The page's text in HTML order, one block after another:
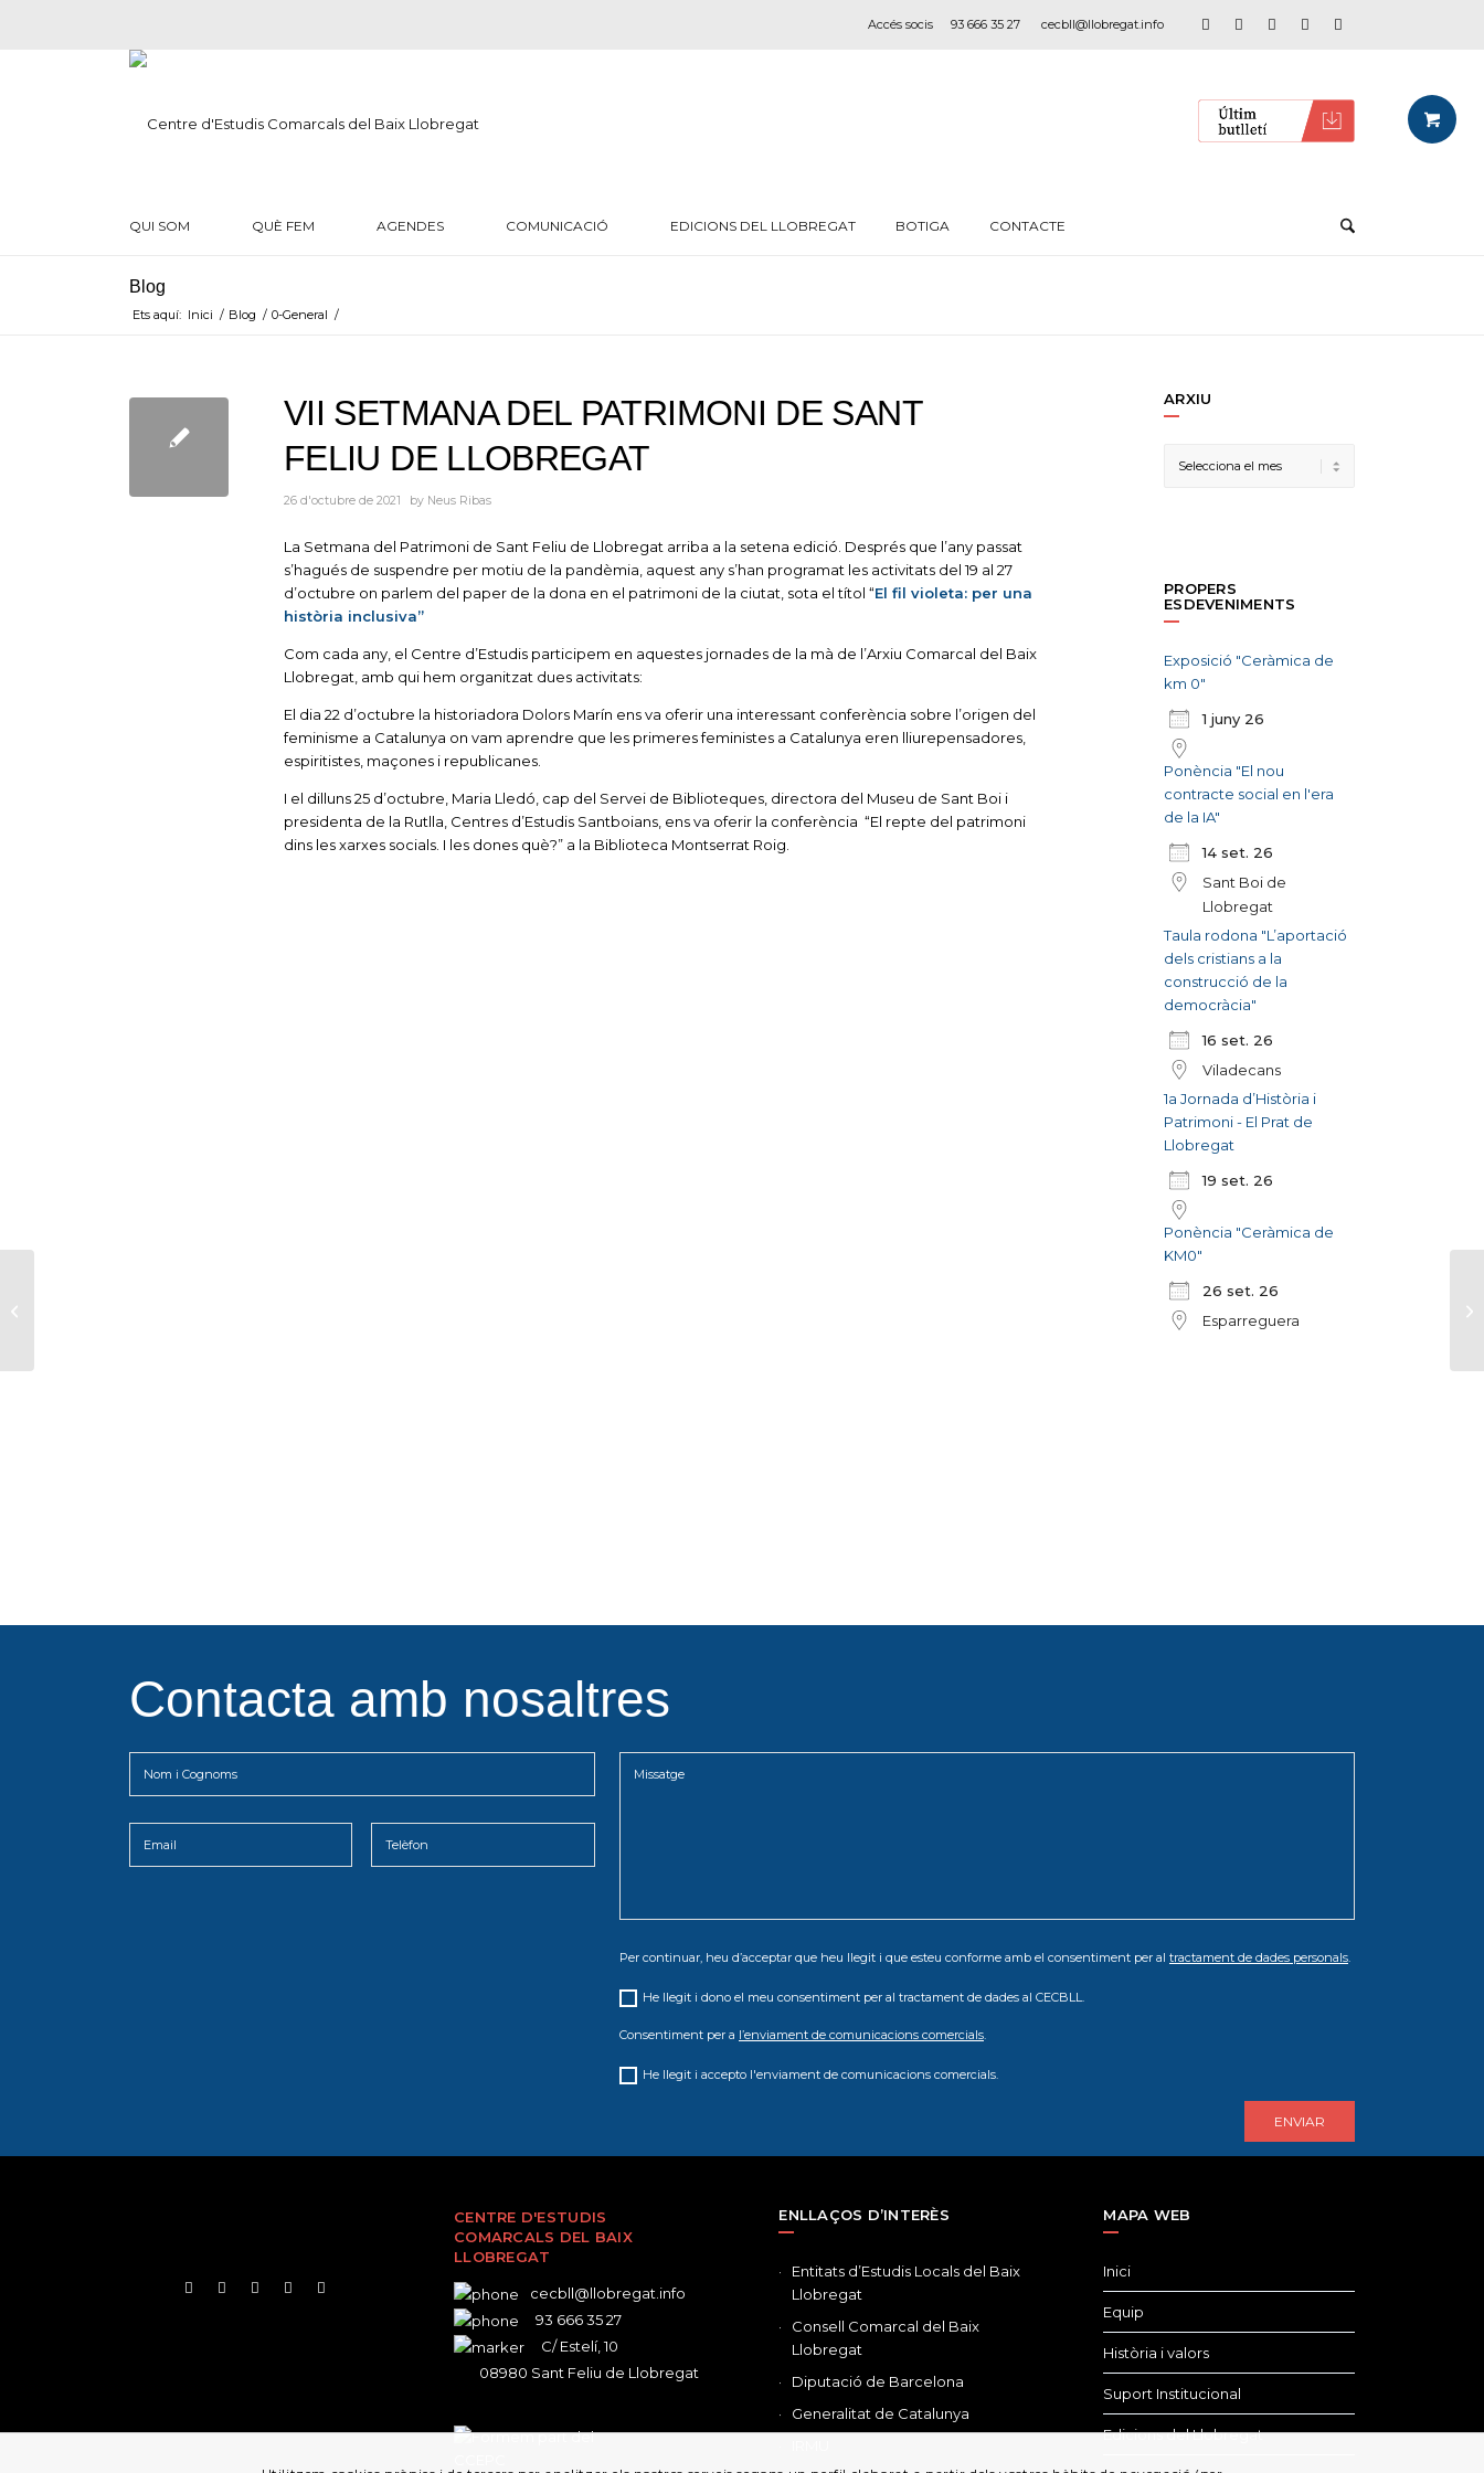
Accés socis 93 666 35 27 cecbll@llobregat.info
QUI SOM QUÈ FEM AGENDES COMUNICACIÓ EDICIONS DEL LLOBREGAT BOTIGA CONTACTE
Blog
Ets aquí: Inici / Blog / 0-General /
VII SETMANA DEL PATRIMONI DE SANT
FELIU DE LLOBREGAT
26 d'octubre de 2021 by Neus Ribas
La Setmana del Patrimoni de Sant Feliu de Llobregat arriba a la setena edició. Després que l’any passat
s’hagués de suspendre per motiu de la pandèmia, aquest any s’han programat les activitats del 19 al 27
d’octubre on parlem del paper de la dona en el patrimoni de la ciutat, sota el títol “El fil violeta: per una
història inclusiva”
Com cada any, el Centre d’Estudis participem en aquestes jornades de la mà de l’Arxiu Comarcal del Baix
Llobregat, amb qui hem organitzat dues activitats:
El dia 22 d’octubre la historiadora Dolors Marín ens va oferir una interessant conferència sobre l’origen del
feminisme a Catalunya on vam aprendre que les primeres feministes a Catalunya eren lliurepensadores,
espiritistes, maçones i republicanes.
I el dilluns 25 d’octubre, Maria Lledó, cap del Servei de Biblioteques, directora del Museu de Sant Boi i
presidenta de la Rutlla, Centres d’Estudis Santboians, ens va oferir la conferència “El repte del patrimoni
dins les xarxes socials. I les dones què?” a la Biblioteca Montserrat Roig.
ARXIU
PROPERS
ESDEVENIMENTS
Exposició "Ceràmica de
km 0"
1 juny 26
Ponència "El nou
contracte social en l'era
de la IA"
14 set. 26
Sant Boi de
Llobregat
Taula rodona "L’aportació
dels cristians a la
construcció de la
democràcia"
16 set. 26
Viladecans
1a Jornada d’Història i
Patrimoni - El Prat de
Llobregat
19 set. 26
Ponència "Ceràmica de
KM0"
26 set. 26
Esparreguera
Contacta amb nosaltres
Per continuar, heu d’acceptar que heu llegit i que esteu conforme amb el consentiment per al tractament de dades personals.
He llegit i dono el meu consentiment per al tractament de dades al CECBLL.
Consentiment per a l’enviament de comunicacions comercials.
He llegit i accepto l'enviament de comunicacions comercials.
CENTRE D'ESTUDIS
COMARCALS DEL BAIX
LLOBREGAT
cecbll@llobregat.info
93 666 35 27
C/ Estelí, 10
08980 Sant Feliu de Llobregat
ENLLAÇOS D’INTERÈS
Entitats d’Estudis Locals del Baix
Llobregat
Consell Comarcal del Baix
Llobregat
Diputació de Barcelona
Generalitat de Catalunya
MAPA WEB
Inici
Equip
Història i valors
Suport Institucional
Edicions del Llobregat